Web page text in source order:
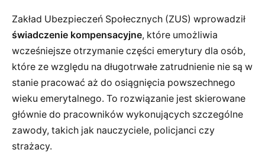
Zakład Ubezpieczeń Społecznych (ZUS) wprowadził
świadczenie kompensacyjne, które umożliwia
wcześniejsze otrzymanie części emerytury dla osób,
które ze względu na długotrwałe zatrudnienie nie są w
stanie pracować aż do osiągnięcia powszechnego
wieku emerytalnego. To rozwiązanie jest skierowane
głównie do pracowników wykonujących szczególne
zawody, takich jak nauczyciele, policjanci czy
strażacy.